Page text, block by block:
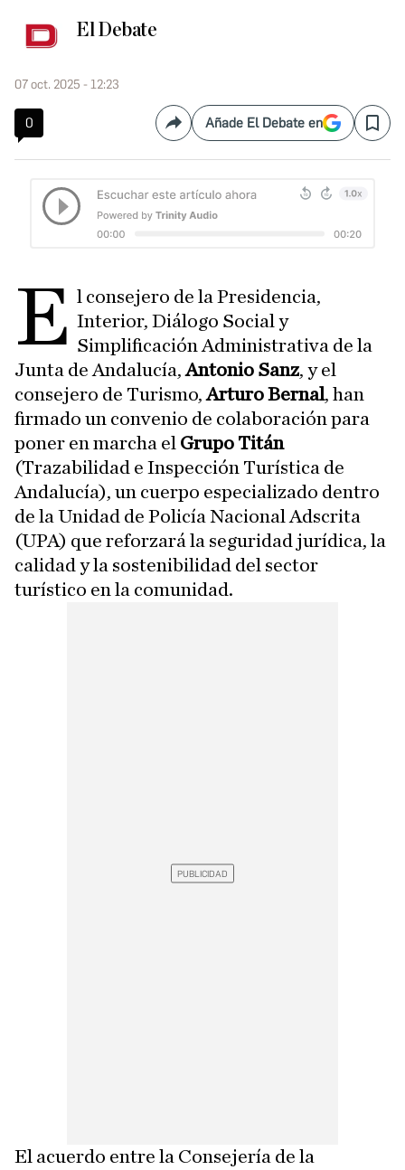
El Debate
07 oct. 2025 - 12:23
0 CompartirAñade El Debate en Save
E l consejero de la Presidencia,
Interior, Diálogo Social y
Simplificación Administrativa de la
Junta de Andalucía,Antonio Sanz, y el
consejero de Turismo,Arturo Bernal, han
firmado un convenio de colaboración para
poner en marcha el Grupo Titán
(Trazabilidad e Inspección Turística de
Andalucía), un cuerpo especializado dentro
de la Unidad de Policía Nacional Adscrita
(UPA) que reforzará la seguridad jurídica, la
calidad y la sostenibilidad del sector
turístico en la comunidad.
El acuerdo entre la Consejería de la